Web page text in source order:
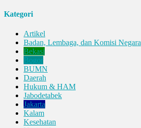
Kategori
Artikel
Badan, Lembaga, dan Komisi Negara
Bekasi
Bogor
BUMN
Daerah
Hukum & HAM
Jabodetabek
Jakarta
Kalam
Kesehatan